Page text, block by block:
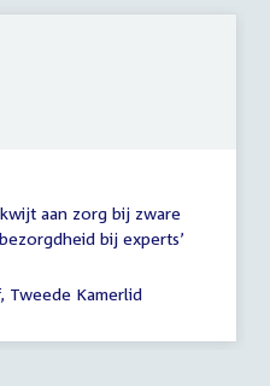
aan zorg bij zware
bij experts’
Tweede Kamerlid